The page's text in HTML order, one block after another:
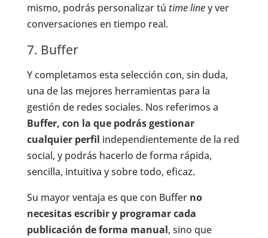
mismo, podrás personalizar tú time liney ver
conversaciones en tiempo real.
7. Buffer
Y completamos esta selección con, sin duda,
una de las mejores herramientas para la
gestión de redes sociales. Nos referimos a
Buffer, con la que podrás gestionar
cualquier perfil independientemente de la red
social, y podrás hacerlo de forma rápida,
sencilla, intuitiva y sobre todo, eficaz.
Su mayor ventaja es que con Buffer no
necesitas escribir y programar cada
publicación de forma manual, sino que